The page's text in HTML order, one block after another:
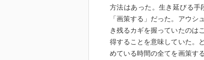
方法はあった。生き延びる手
「画策する」だった。アウ
き残るカギを握っていたのは
得することを意味していた。
めている時間の全てを画策す